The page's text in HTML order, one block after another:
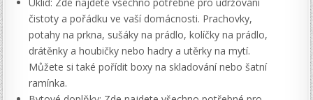
čistoty a pořádku ve vaší domácnosti. Prachovky,
potahy na prkna, sušáky na prádlo, kolíčky na prádlo,
drátěnky a houbičky nebo hadry a utěrky na mytí.
Můžete si také pořídit boxy na skladování nebo šatní
ramínka.